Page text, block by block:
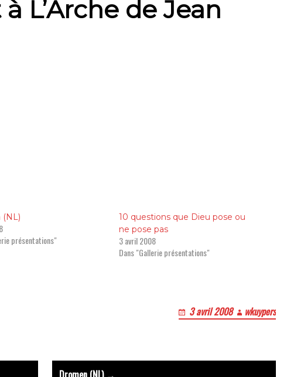
Maximes pour la route-pèlerinage
Textes chrétiens
: Viens,Esprit du Pere et du
L’Arche de Jean
(NL)
présentations"
10 questions que Dieu pose ou
ne pose pas
3 avril 2008
Dans "Gallerie présentations"
3 avril 2008 wkuypers